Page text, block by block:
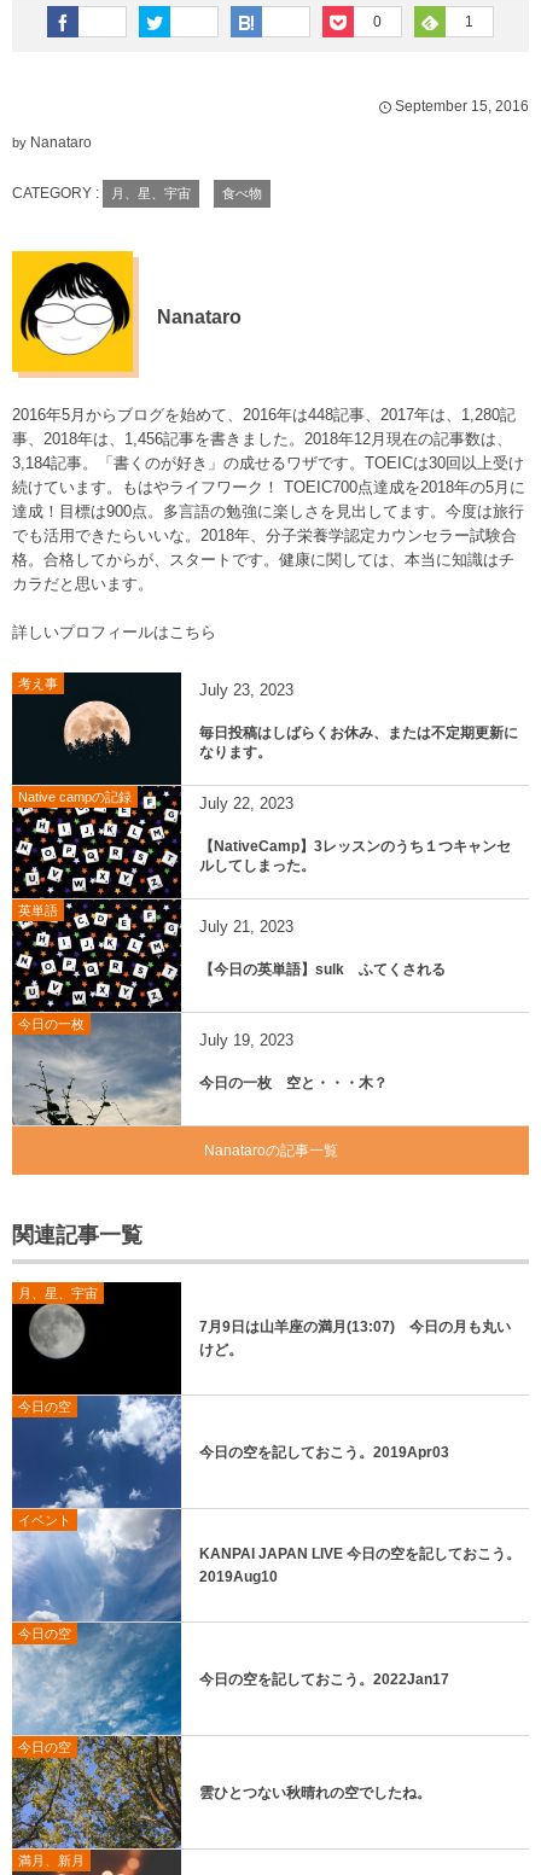
0 1
September 15 2016
by Nanataro
CATEGORY : 月、星、宇宙 食べ物
Nanataro
2016年5月からブログを始めて、2016年は448記事、2017年は、1,280記
事、2018年は、1,456記事を書きました。2018年12月現在の記事数は、
3,184記事。「書くのが好き」の成せるワザです。TOEICは30回以上受け
続けています。もはやライフワーク！ TOEIC700点達成を2018年の5月に
達成！目標は900点。多言語の勉強に楽しさを見出してます。今度は旅行
でも活用できたらいいな。2018年、分子栄養学認定カウンセラー試験合
格。合格してからが、スタートです。健康に関しては、本当に知識はチ
カラだと思います。
詳しいプロフィールはこちら
考え事 July 23 2023
毎日投稿はしばらくお休み、または不定期更新に
なります。
Native campの記録 July 22 2023
【NativeCamp】3レッスンのうち１つキャンセ
ルしてしまった。
英単語
July 21 2023
【今日の英単語】sulk ふてくされる
今日の一枚
July 19 2023
今日の一枚 空と・・・木？
Nanataroの記事一覧
関連記事一覧
月、星、宇宙
7月9日は山羊座の満月(13:07) 今日の月も丸い
けど。
今日の空
今日の空を記しておこう。2019Apr03
イベント
KANPAI JAPAN LIVE 今日の空を記しておこう。
2019Aug10
今日の空
今日の空を記しておこう。2022Jan17
今日の空
雲ひとつない秋晴れの空でしたね。
満月、新月